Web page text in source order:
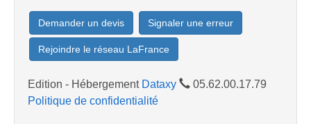
Demander un devis Signaler une erreur
Rejoindre le réseau LaFrance
Edition - Hébergement Dataxy
05.62.00.17.79
Politique de confidentialité